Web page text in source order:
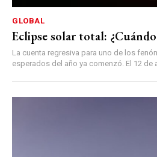
GLOBAL
Eclipse solar total:
La cuenta regresiva para uno de los
esperados del año ya comenzó. El 12 de